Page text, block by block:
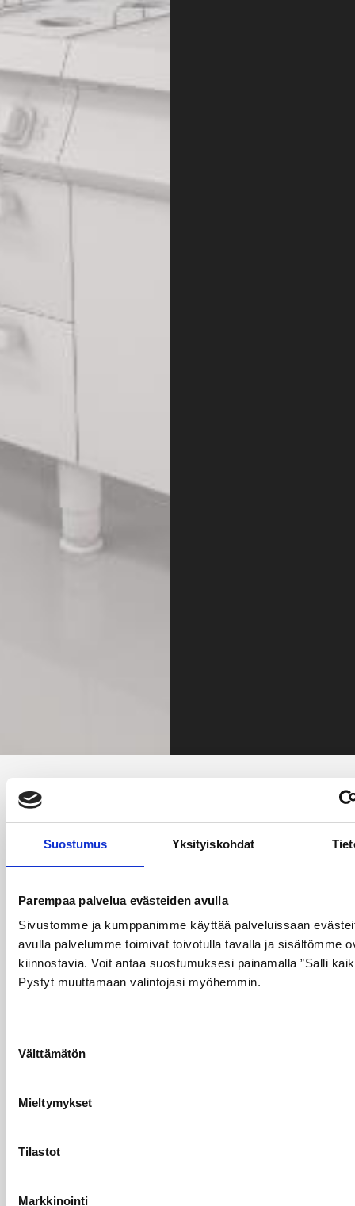
Suostumus Yksityiskohdat
Parempaa palvelua evästeiden avulla
Sivustomme ja kumppanimme käyttää palveluissaan
avulla palvelumme toimivat toivotulla tavalla ja sisältömme
kiinnostavia. Voit antaa suostumuksesi painamalla ”Salli
Pystyt muuttamaan valintojasi myöhemmin.
valinta
Välttämätön
Mieltymykset
Tilastot
Markkinointi
Pienille ja keskisuurille
TRIPLESTAR® -palosammutus­
palosammutusjärjestelmä pienille ja keskisuurille